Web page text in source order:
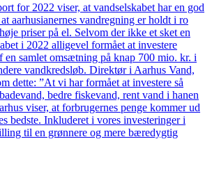
for 2022 viser, at vandselskabet har en god
aarhusianernes vandregning er holdt i ro
priser på el. Selvom der ikke et sket en
i 2022 alligevel formået at investere
en samlet omsætning på knap 700 mio. kr. i
vandkredsløb. Direktør i Aarhus Vand,
dette: ”At vi har formået at investere så
bedre fiskevand, rent vand i hanen
viser, at forbrugernes penge kommer ud
bedste. Inkluderet i vores investeringer i
til en grønnere og mere bæredygtig